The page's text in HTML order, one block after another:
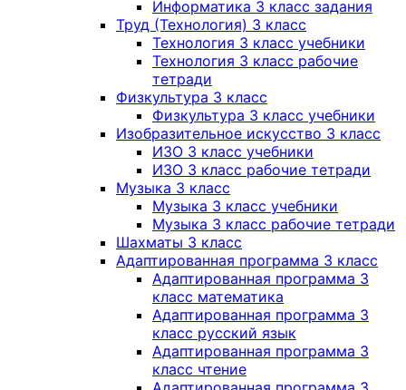
Информатика 3 класс задания
Труд (Технология) 3 класс
Технология 3 класс учебники
Технология 3 класс рабочие
тетради
Физкультура 3 класс
Физкультура 3 класс учебники
Изобразительное искусство 3 класс
ИЗО 3 класс учебники
ИЗО 3 класс рабочие тетради
Музыка 3 класс
Музыка 3 класс учебники
Музыка 3 класс рабочие тетради
Шахматы 3 класс
Адаптированная программа 3 класс
Адаптированная программа 3
класс математика
Адаптированная программа 3
класс русский язык
Адаптированная программа 3
класс чтение